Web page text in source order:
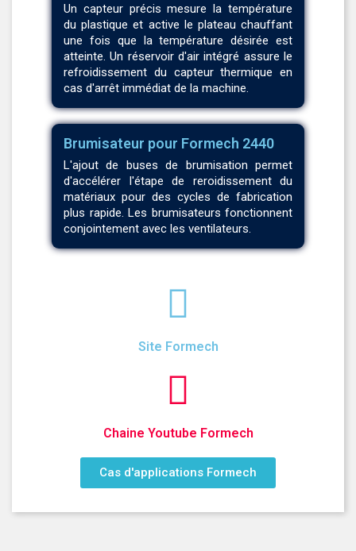
Un capteur précis mesure la température
du plastique et active le plateau chauffant
une fois que la température désirée est
atteinte. Un réservoir d'air intégré assure le
refroidissement du capteur thermique en
cas d'arrêt immédiat de la machine.
Brumisateur pour Formech 2440
L'ajout de buses de brumisation permet
d'accélérer l'étape de reroidissement du
matériaux pour des cycles de fabrication
plus rapide. Les brumisateurs fonctionnent
conjointement avec les ventilateurs.
Site Formech
Chaine Youtube Formech
Cas d'applications Formech